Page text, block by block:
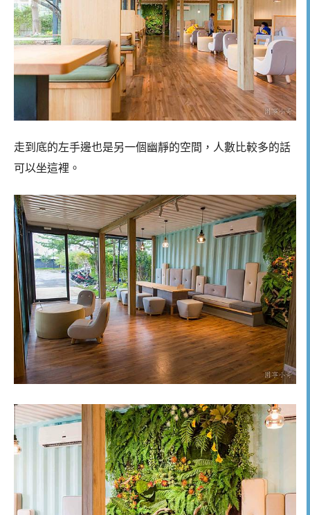
走到底的左手邊也是另一個幽靜的空間，人數比較多的話
可以坐這裡。